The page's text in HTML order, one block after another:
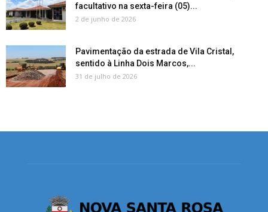
facultativo na sexta-feira (05)...
2 de junho de 2026
Pavimentação da estrada de Vila Cristal,
sentido à Linha Dois Marcos,...
31 de julho de 2026